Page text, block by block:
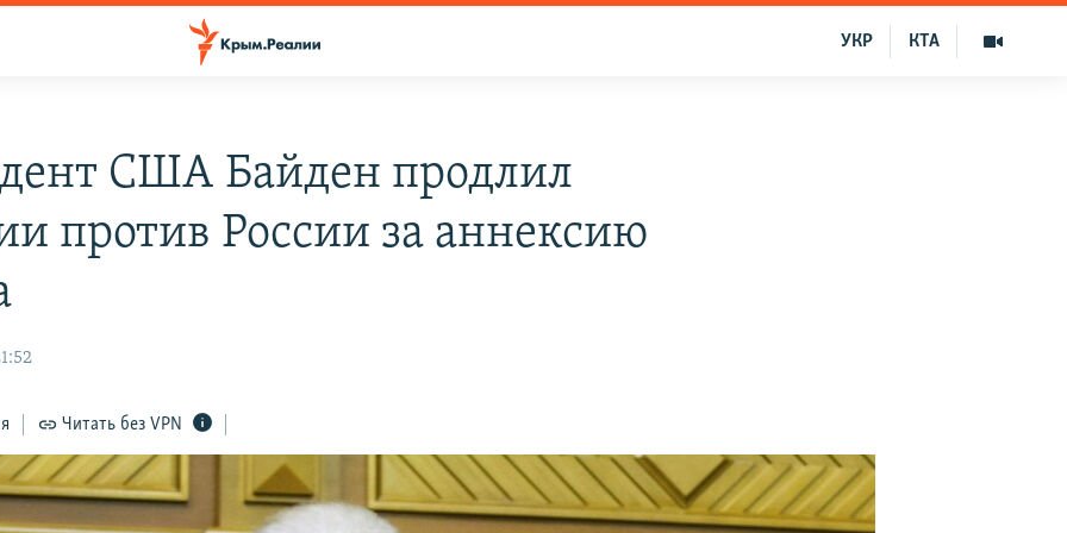
КТА
УКР
США Байден продлил
против России за аннексию
Читать без VPN